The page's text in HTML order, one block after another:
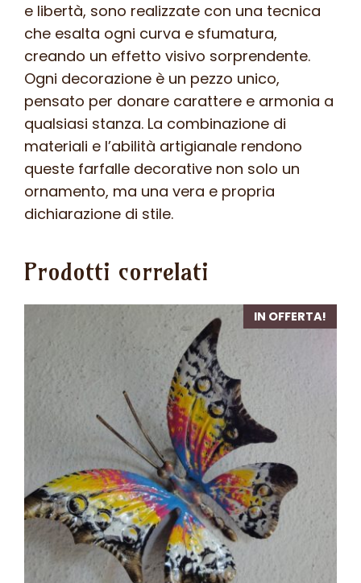
e libertà, sono realizzate con una tecnica
che esalta ogni curva e sfumatura,
creando un effetto visivo sorprendente.
Ogni decorazione è un pezzo unico,
pensato per donare carattere e armonia a
qualsiasi stanza. La combinazione di
materiali e l’abilità artigianale rendono
queste farfalle decorative non solo un
ornamento, ma una vera e propria
dichiarazione di stile.
Prodotti correlati
IN OFFERTA!